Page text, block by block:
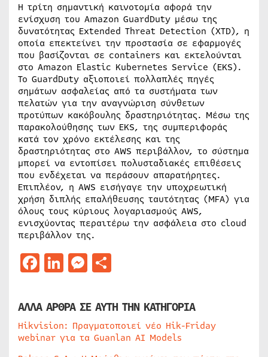
Η τρίτη σημαντική καινοτομία αφορά την
ενίσχυση του Amazon GuardDuty μέσω της
δυνατότητας Extended Threat Detection (XTD), η
οποία επεκτείνει την προστασία σε εφαρμογές
που βασίζονται σε containers και εκτελούνται
στο Amazon Elastic Kubernetes Service (EKS).
Το GuardDuty αξιοποιεί πολλαπλές πηγές
σημάτων ασφαλείας από τα συστήματα των
πελατών για την αναγνώριση σύνθετων
προτύπων κακόβουλης δραστηριότητας. Μέσω της
παρακολούθησης των EKS, της συμπεριφοράς
κατά τον χρόνο εκτέλεσης και της
δραστηριότητας στο AWS περιβάλλον, το σύστημα
μπορεί να εντοπίσει πολυσταδιακές επιθέσεις
που ενδέχεται να περάσουν απαρατήρητες.
Επιπλέον, η AWS εισήγαγε την υποχρεωτική
χρήση διπλής επαλήθευσης ταυτότητας (MFA) για
όλους τους κύριους λογαριασμούς AWS,
ενισχύοντας περαιτέρω την ασφάλεια στο cloud
περιβάλλον της.
Facebook
LinkedIn
Messenger
ΑΛΛΑ ΑΡΘΡΑ ΣΕ ΑΥΤΗ ΤΗΝ ΚΑΤΗΓΟΡΙΑ
Hikvision: Πραγματοποιεί νέο Hik-Friday
webinar για τα Guanlan AI Models